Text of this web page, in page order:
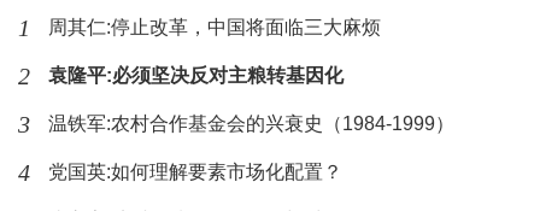
口过疏化以及欧洲以小城市发展联结城市与乡村，是城
有论者认为，美国的郊区化在缩小城市与郊区、乡
1 周其仁:停止改革，中国将面临三大麻烦
2 袁隆平:必须坚决反对主粮转基因化
3 温铁军:农村合作基金会的兴衰史（1984-1999）
4 党国英:如何理解要素市场化配置？